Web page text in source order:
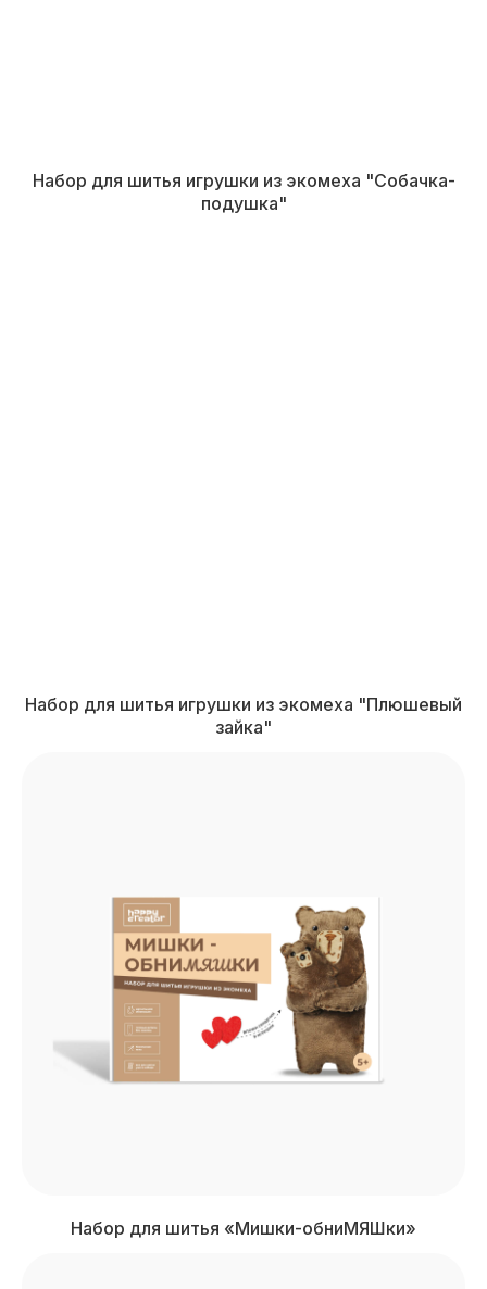
Набор для шитья игрушки из экомеха "Собачка-
подушка"
Набор для шитья игрушки из экомеха "Плюшевый
зайка"
Набор для шитья «Мишки-обниМЯШки»